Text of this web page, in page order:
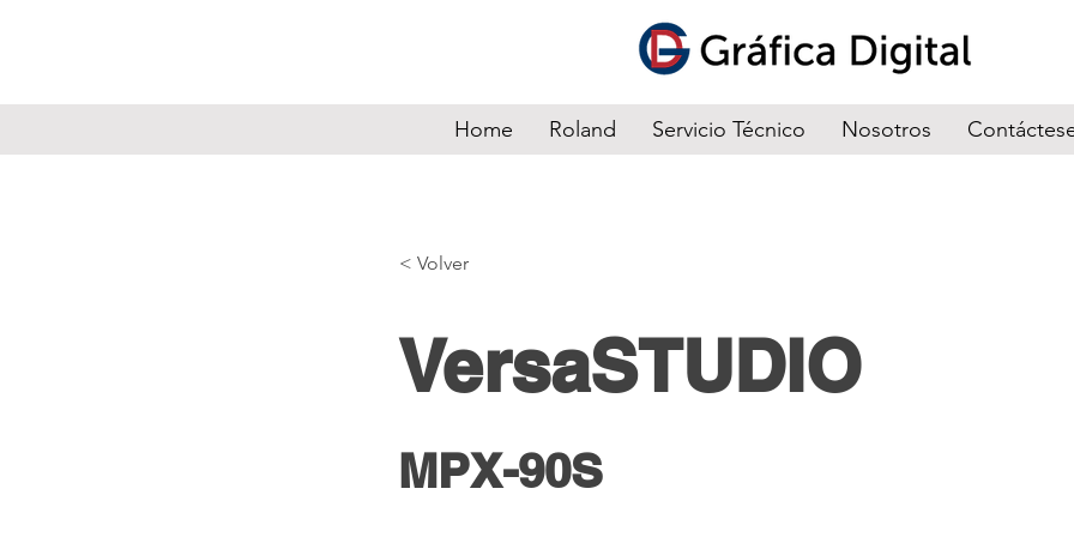
Home Roland Servicio Técnico Nosotros
< Volver
VersaSTUDIO
MPX-90S